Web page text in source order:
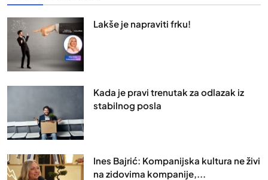
Lakše je napraviti frku!
Kada je pravi trenutak za odlazak iz
stabilnog posla
Ines Bajrić: Kompanijska kultura ne živi
na zidovima kompanije,...